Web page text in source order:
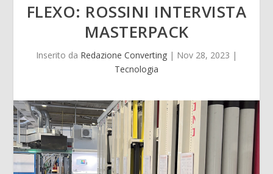
FLEXO: ROSSINI INTERVISTA
MASTERPACK
Inserito da Redazione Converting | Nov 28, 2023 |
Tecnologia